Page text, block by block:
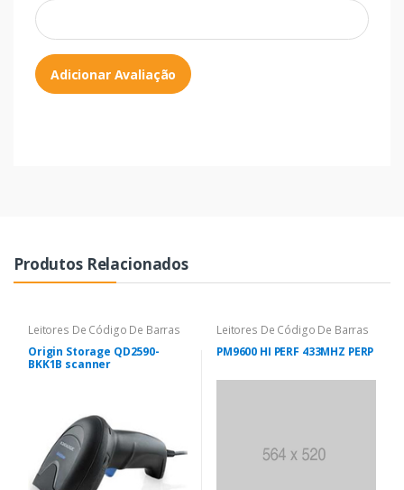
Adicionar Avaliação
Produtos Relacionados
Leitores De Código De Barras
Origin Storage QD2590-
BKK1B scanner
Leitores De Código De Barras
PM9600 HI PERF 433MHZ PERP